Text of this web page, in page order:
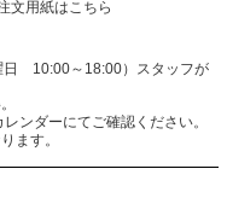
文用紙はこちら
日 10:00～18:00）スタッフが
ンダーにてご確認ください。
ます。